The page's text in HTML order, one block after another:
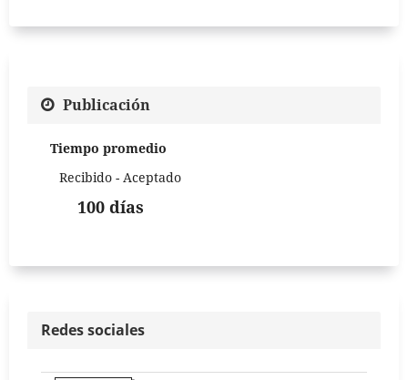
Publicación
Tiempo promedio
Recibido - Aceptado
100 días
Redes sociales